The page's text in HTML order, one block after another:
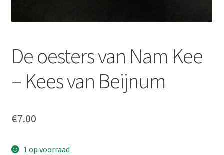
De oesters van Nam Kee
– Kees van Beijnum
€7.00
1 op voorraad